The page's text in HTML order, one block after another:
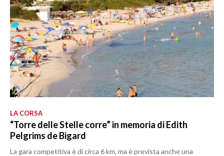
LA CORSA
“Torre delle Stelle corre” in memoria di Edith
Pelgrims de Bigard
La gara competitiva è di circa 6 km, ma è prevista anche una